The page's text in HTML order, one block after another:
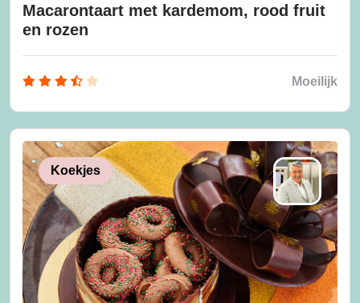
Macarontaart met kardemom, rood fruit
en rozen
Moeilijk
Koekjes